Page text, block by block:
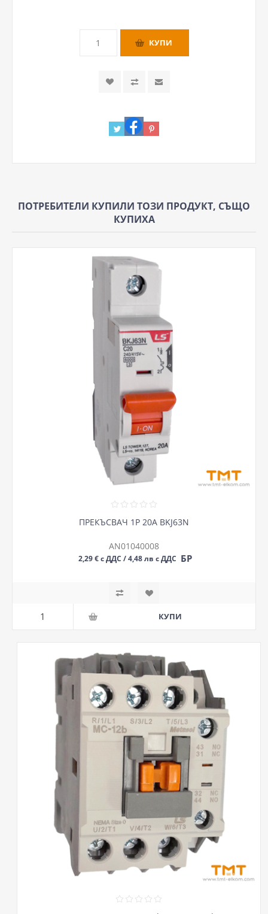
ПОТРЕБИТЕЛИ КУПИЛИ ТОЗИ ПРОДУКТ, СЪЩО
КУПИХА
ПРЕКЪСВАЧ 1P 20A BKJ63N
AN01040008
2,29 € с ДДС / 4,48 лв с ДДС БР